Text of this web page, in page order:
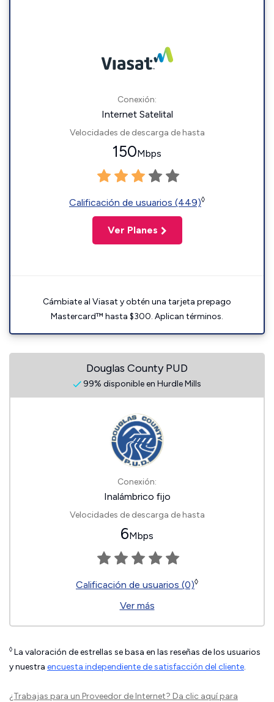
Conexión:
Internet Satelital
Velocidades de descarga de hasta
150Mbps
Calificación de usuarios (449)◊
Ver Planes
Cámbiate al Viasat y obtén una tarjeta prepago
Mastercard™ hasta $300. Aplican términos.
Douglas County PUD
99% disponible en Hurdle Mills
Conexión:
Inalámbrico fijo
Velocidades de descarga de hasta
6Mbps
Calificación de usuarios (0)◊
Ver más
◊ La valoración de estrellas se basa en las reseñas de los usuarios
y nuestra encuesta independiente de satisfacción del cliente.
¿Trabajas para un Proveedor de Internet? Da clic aquípara